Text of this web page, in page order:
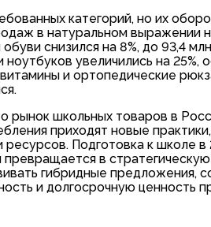
категорий, но их
в натуральном выражении
снизился на 8%, до 93,4
увеличились на 25%,
и ортопедические
рынок школьных товаров в
приходят новые
Подготовка к школе
в
гибридные предложения,
и долгосрочную ценность